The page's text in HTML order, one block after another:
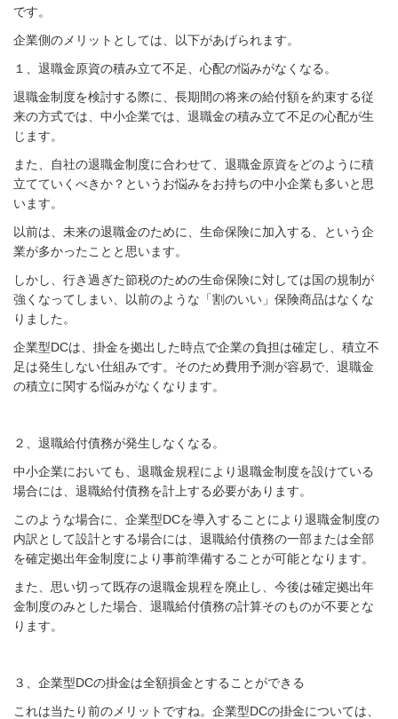
です。
企業側のメリットとしては、以下があげられます。
１、退職金原資の積み立て不足、心配の悩みがなくなる。
退職金制度を検討する際に、長期間の将来の給付額を約束する従
来の方式では、 中小企業では、退職金の積み立て不足の心配が生
じます。
また、自社の退職金制度に合わせて、退職金原資をどのように積
立てていくべきか？というお悩みをお持ちの中小企業も多いと思
います。
以前は、未来の退職金のために、生命保険に加入する、という企
業が多かったことと思います。
しかし、行き過ぎた節税のための生命保険に対しては国の規制が
強くなってしまい、以前のような「割のいい」保険商品はなくな
りました。
企業型DCは、掛金を拠出した時点で企業の負担は確定し、積立不
足は発生しない仕組みです。そのため費用予測が容易で、退職金
の積立に関する悩みがなくなります。
２、退職給付債務が発生しなくなる。
中小企業においても、退職金規程により退職金制度を設けている
場合には、退職給付債務を計上する必要があります。
このような場合に、企業型DCを導入することにより退職金制度の
内訳として設計とする場合には、退職給付債務の一部または全部
を確定拠出年金制度により事前準備することが可能となります。
また、思い切って既存の退職金規程を廃止し、今後は確定拠出年
金制度のみとした場合、退職給付債務の計算そのものが不要とな
ります。
３、企業型DCの掛金は全額損金とすることができる
これは当たり前のメリットですね。企業型DCの掛金については、